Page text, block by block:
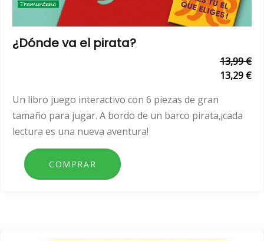
¿Dónde va el pirata?
13,99 €
13,29 €
Un libro juego interactivo con 6 piezas de gran
tamaño para jugar. A bordo de un barco pirata,¡cada
lectura es una nueva aventura!